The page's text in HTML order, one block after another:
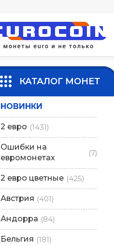
КАТАЛОГ МОНЕТ
НОВИНКИ
2 евро (1431)
Ошибки на
евромонетах
(7)
2 евро цветные (425)
Австрия (401)
Андорра (84)
Бельгия (181)